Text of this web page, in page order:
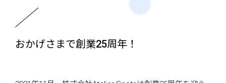
おかげさまで創業25周年！